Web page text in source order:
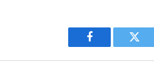
Facebook